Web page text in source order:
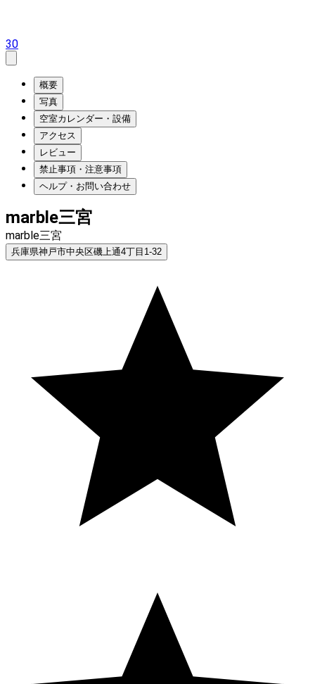
30
概要
写真
空室カレンダー・設備
アクセス
レビュー
禁止事項・注意事項
ヘルプ・お問い合わせ
marble三宮
marble三宮
兵庫県神戸市中央区磯上通4丁目1‐32